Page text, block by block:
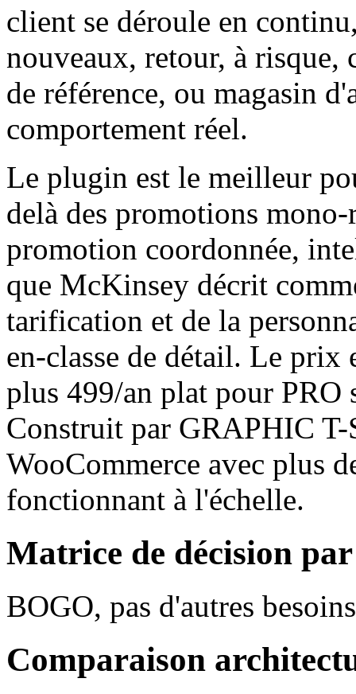
client se déroule en
nouveaux, retour, à risque,
de référence, ou magasin
comportement réel.
Le plugin est le meilleur
delà des promotions
promotion coordonnée,
que McKinsey décrit
tarification et de la
en-classe de détail. Le
plus 499/an plat pour PRO
Construit par GRAPHIC
WooCommerce avec plus
fonctionnant à l'échelle.
Matrice de décision
BOGO, pas d'autres
Comparaison